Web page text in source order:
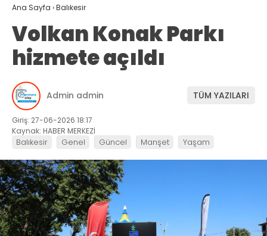
Ana Sayfa ›Balıkesir
Volkan Konak Parkı
hizmete açıldı
Admin admin TÜM YAZILARI
Giriş: 27-06-2026 18:17
Kaynak: HABER MERKEZİ
Balıkesir Genel Güncel Manşet Yaşam